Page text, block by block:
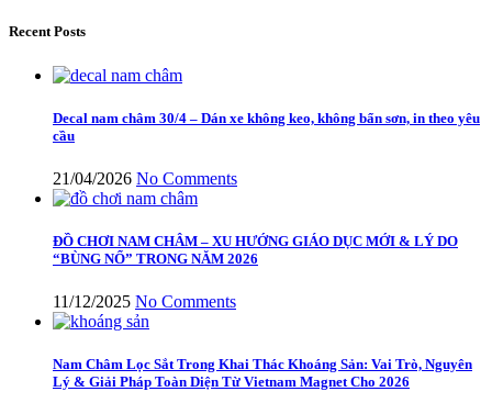
Recent Posts
Decal nam châm 30/4 – Dán xe không keo, không bẩn sơn, in theo yêu
cầu
21/04/2026 No Comments
ĐỒ CHƠI NAM CHÂM – XU HƯỚNG GIÁO DỤC MỚI & LÝ DO
“BÙNG NỔ” TRONG NĂM 2026
11/12/2025 No Comments
Nam Châm Lọc Sắt Trong Khai Thác Khoáng Sản: Vai Trò, Nguyên
Lý & Giải Pháp Toàn Diện Từ Vietnam Magnet Cho 2026